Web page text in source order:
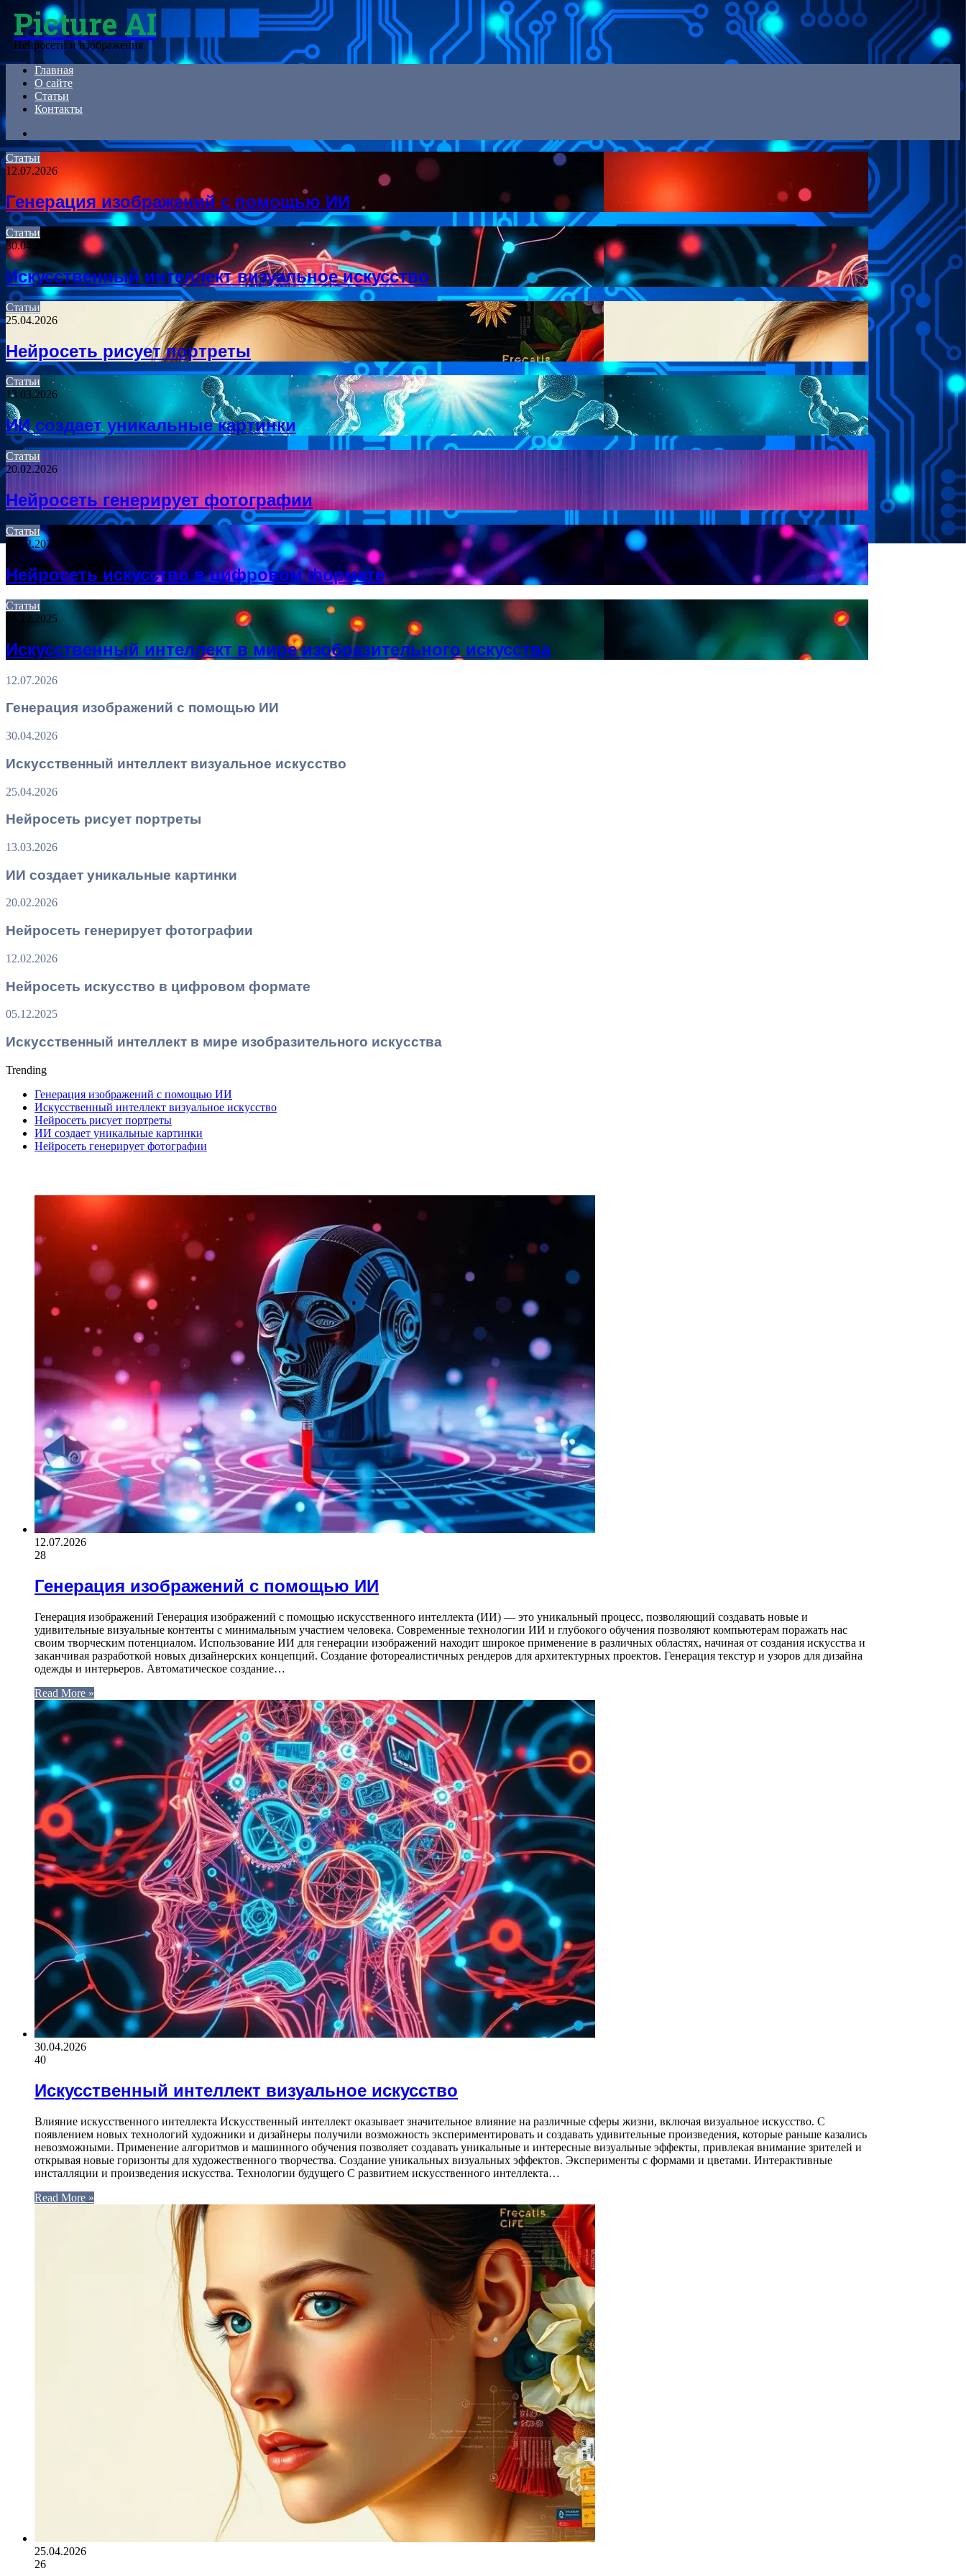
Menu
Picture AI
Нейросети и изображения
Главная
О сайте
Статьи
Контакты
for
Статьи
12.07.2026
Генерация изображений с помощью ИИ
Статьи
30.04.2026
Искусственный интеллект визуальное искусство
Статьи
25.04.2026
Нейросеть рисует портреты
Статьи
13.03.2026
ИИ создает уникальные картинки
Статьи
20.02.2026
Нейросеть генерирует фотографии
Статьи
12.02.2026
Нейросеть искусство в цифровом формате
Статьи
05.12.2025
Искусственный интеллект в мире изобразительного искусства
12.07.2026
Генерация изображений с помощью ИИ
30.04.2026
Искусственный интеллект визуальное искусство
25.04.2026
Нейросеть рисует портреты
13.03.2026
ИИ создает уникальные картинки
20.02.2026
Нейросеть генерирует фотографии
12.02.2026
Нейросеть искусство в цифровом формате
05.12.2025
Искусственный интеллект в мире изобразительного искусства
Trending
Генерация изображений с помощью ИИ
Искусственный интеллект визуальное искусство
Нейросеть рисует портреты
ИИ создает уникальные картинки
Нейросеть генерирует фотографии
12.07.2026
28
Генерация изображений с помощью ИИ
Генерация изображений Генерация изображений с помощью искусственного интеллекта (ИИ) — это уникальный процесс, позволяющий создавать новые и
удивительные визуальные контенты с минимальным участием человека. Современные технологии ИИ и глубокого обучения позволяют компьютерам поражать нас
своим творческим потенциалом. Использование ИИ для генерации изображений находит широкое применение в различных областях, начиная от создания искусства и
заканчивая разработкой новых дизайнерских концепций. Создание фотореалистичных рендеров для архитектурных проектов. Генерация текстур и узоров для дизайна
одежды и интерьеров. Автоматическое создание…
Read More »
30.04.2026
40
Искусственный интеллект визуальное искусство
Влияние искусственного интеллекта Искусственный интеллект оказывает значительное влияние на различные сферы жизни, включая визуальное искусство. С
появлением новых технологий художники и дизайнеры получили возможность экспериментировать и создавать удивительные произведения, которые раньше казались
невозможными. Применение алгоритмов и машинного обучения позволяет создавать уникальные и интересные визуальные эффекты, привлекая внимание зрителей и
открывая новые горизонты для художественного творчества. Создание уникальных визуальных эффектов. Эксперименты с формами и цветами. Интерактивные
инсталляции и произведения искусства. Технологии будущего С развитием искусственного интеллекта…
Read More »
25.04.2026
26